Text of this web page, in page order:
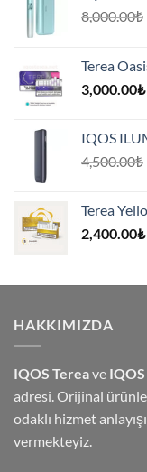
8,000.00₺
Terea
3,000.00₺
IQOS
4,500.00₺
Terea
2,400.00₺
HAKKIMIZDA
IQOS Tereave
adresi. Orijinal
odaklı hizmet
vermekteyiz.